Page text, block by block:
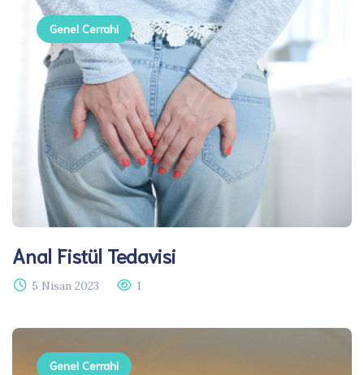
Genel Cerrahi
Anal Fistül Tedavisi​
5 Nisan 2023 1
Genel Cerrahi